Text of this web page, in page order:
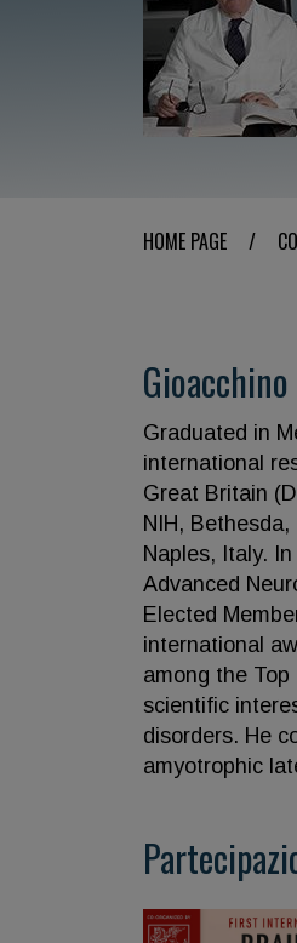
HOME PAGE /
Graduated in
international
Great Britain
NIH,
Naples, Italy.
Advanced
Elected
international
among the
scientific
disorders. He
amyotrophic